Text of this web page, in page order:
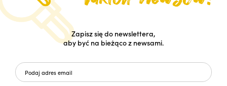
Zapisz się do newslettera,
aby być na bieżąco z newsami.